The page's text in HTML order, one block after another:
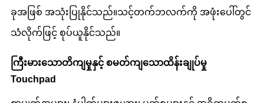
ခုအဖြစ် အသုံးပြုနိုင်သည်။သင့်တက်ဘလက်ကို အဖုံးပေါ်တွင်
သံလိုက်ဖြင့် စုပ်ယူနိုင်သည်။
ကြီးမားသောတိကျမှုနှင့် စမတ်ကျသောထိန်းချုပ်မှု
Touchpad